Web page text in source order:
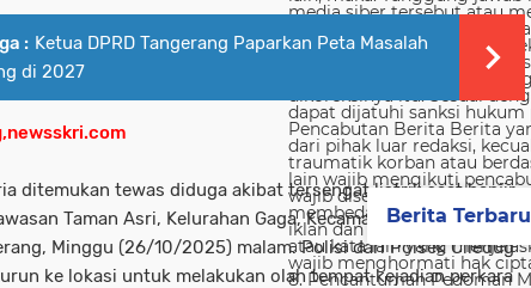
: Ketua DPRD Tangerang Paparkan Peta Masalah
di 2027
ditemukan tewas diduga akibat tersengat listrik saat banjir
Taman Asri, Kelurahan Gaga, Kecamatan Larangan,
Minggu (26/10/2025) malam. Polisi dari Polsek Ciledug
ke lokasi untuk melakukan olah tempat kejadian perkara
Berita Terbaru